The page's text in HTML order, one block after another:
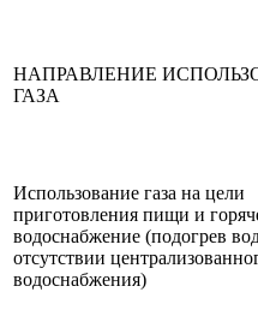
НАПРАВЛЕНИЕ
ГАЗА
Использование газа на цели
приготовления пищи и
водоснабжение (подогрев
отсутствии
водоснабжения)